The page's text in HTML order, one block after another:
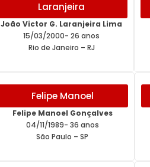
Laranjeira
João Victor G. Laranjeira Lima
15/03/2000- 26 anos
Rio de Janeiro – RJ
Felipe Manoel
Felipe Manoel Gonçalves
04/11/1989- 36 anos
São Paulo – SP